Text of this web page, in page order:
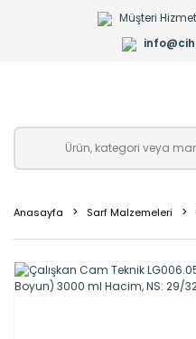
Müşteri
Anasayfa Sarf Malzemeleri